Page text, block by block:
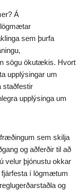
Á
lögmætar
sem þurfa
sögu ökutækis. Hvort
upplýsingar um
staðfestir
upplýsinga um
sem skilja
og aðferðir til að
velur þjónustu okkar
fjárfesta í lögmætum
og